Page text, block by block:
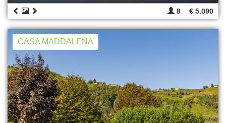
8 € 5.090
CASA MADDALENA